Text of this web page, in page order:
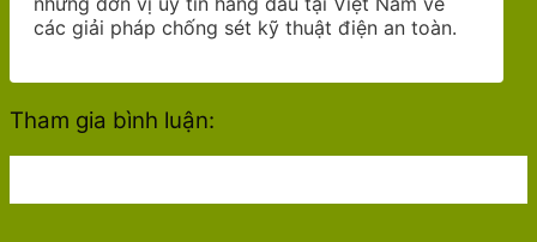
các giải pháp chống sét kỹ thuật điện an toàn.
Tham gia bình luận: